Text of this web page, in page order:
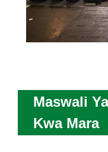
Maswali
Kwa Mara